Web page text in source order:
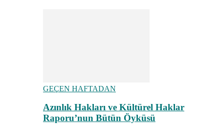
GEÇEN HAFTADAN
Azınlık Hakları ve Kültürel Haklar
Raporu’nun Bütün Öyküsü